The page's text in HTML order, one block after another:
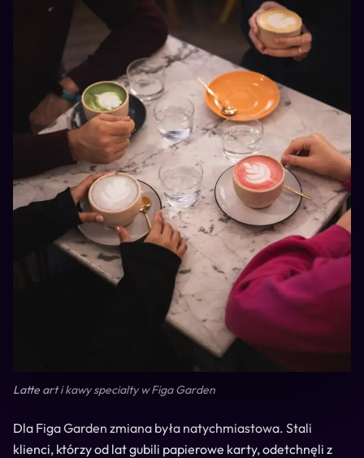
Latte art i kawy specialty w Figa Garden
Dla Figa Garden zmiana była natychmiastowa. Stali
klienci, którzy od lat gubili papierowe karty, odetchnęli z